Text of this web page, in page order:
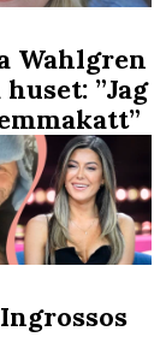
Wahlgren
”Jag